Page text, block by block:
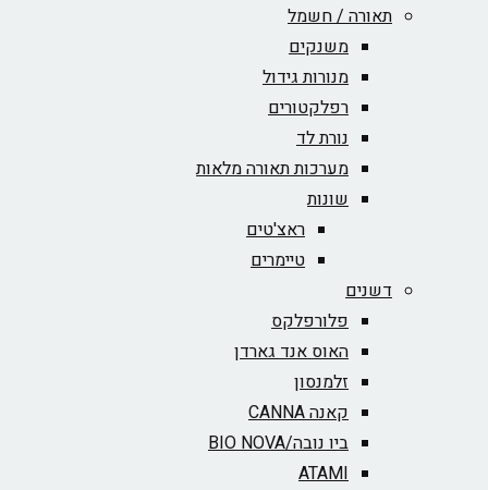
תאורה / חשמל
משנקים
מנורות גידול
רפלקטורים
נורת לד
מערכות תאורה מלאות
שונות
ראצ'טים
טיימרים
דשנים
פלורפלקס
האוס אנד גארדן
זלמנסון
קאנה CANNA
ביו נובה/BIO NOVA‏
ATAMI